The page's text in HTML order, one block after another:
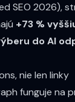
SEO 2026),
+73 %
do AI
nie len linky
funguje na